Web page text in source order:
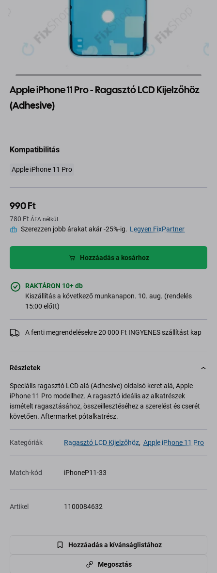
Apple iPhone 11 Pro - Ragasztó LCD Kijelzőhöz
(Adhesive)
Kompatibilitás
Apple iPhone 11 Pro
990 Ft
780 Ft ÁFA nélkül
Szerezzen jobb árakat akár -25%-ig. Legyen FixPartner
Hozzáadás a kosárhoz
RAKTÁRON 10+ db
Kiszállítás a következő munkanapon. 10. aug. (rendelés
15:00 előtt)
A fenti megrendelésekre 20 000 Ft INGYENES szállítást kap
Részletek
Speciális ragasztó LCD alá (Adhesive) oldalsó keret alá, Apple
iPhone 11 Pro modellhez. A ragasztó ideális az alkatrészek
ismételt ragasztásához, összeillesztéséhez a szerelést és cserét
követően. Aftermarket pótalkatrész.
Kategóriák Ragasztó LCD Kijelzőhöz, Apple iPhone 11 Pro
Match-kód iPhoneP11-33
Artikel 1100084632
Hozzáadás a kívánságlistához
Megosztás